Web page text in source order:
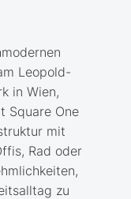
Leopold-
in Wien,
Square One
mit
Rad oder
zu